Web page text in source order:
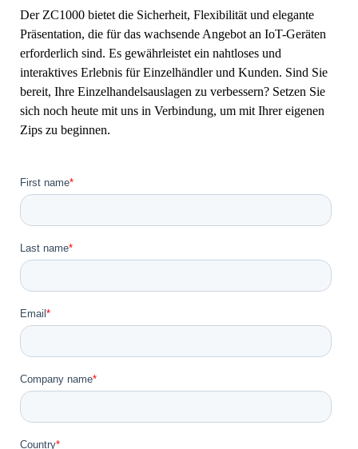
Der ZC1000 bietet die Sicherheit, Flexibilität und elegante
Präsentation, die für das wachsende Angebot an IoT-Geräten
erforderlich sind. Es gewährleistet ein nahtloses und
interaktives Erlebnis für Einzelhändler und Kunden. Sind Sie
bereit, Ihre Einzelhandelsauslagen zu verbessern? Setzen Sie
sich noch heute mit uns in Verbindung, um mit Ihrer eigenen
Zips zu beginnen.